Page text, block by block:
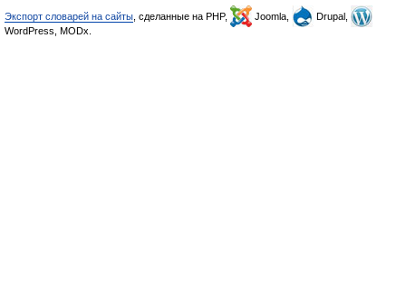
Экспорт словарей на сайты , сделанные на PHP, Joomla,
Drupal,
WordPress, MODx.